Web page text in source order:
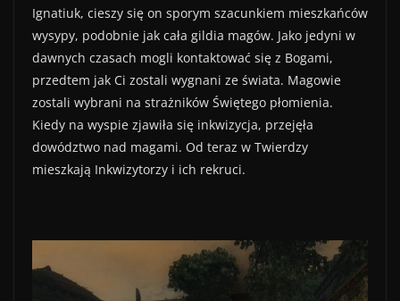
Ignatiuk, cieszy się on sporym szacunkiem mieszkańców
wysypy, podobnie jak cała gildia magów. Jako jedyni w
dawnych czasach mogli kontaktować się z Bogami,
przedtem jak Ci zostali wygnani ze świata. Magowie
zostali wybrani na strażników Świętego płomienia.
Kiedy na wyspie zjawiła się inkwizycja, przejęła
dowództwo nad magami. Od teraz w Twierdzy
mieszkają Inkwizytorzy i ich rekruci.